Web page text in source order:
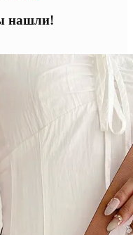
нашли!